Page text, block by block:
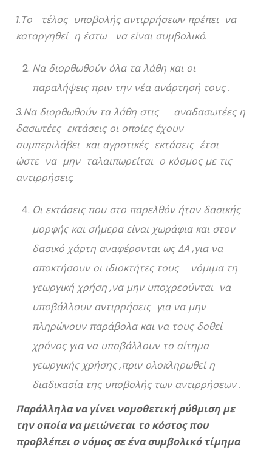
1.Το τέλος υποβολής αντιρρήσεων πρέπει να
καταργηθεί η έστω να είναι συμβολικό.
Να διορθωθούν όλα τα λάθη και οι
παραλήψεις πριν την νέα ανάρτησή τους .
3.Να διορθωθούν τα λάθη στις αναδασωτέες η
δασωτέες εκτάσεις οι οποίες έχουν
συμπεριλάβει και αγροτικές εκτάσεις έτσι
ώστε να μην ταλαιπωρείται ο κόσμος με τις
αντιρρήσεις.
Οι εκτάσεις που στο παρελθόν ήταν δασικής
μορφής και σήμερα είναι χωράφια και στον
δασικό χάρτη αναφέρονται ως ΔΑ ,για να
αποκτήσουν οι ιδιοκτήτες τους νόμιμα τη
γεωργική χρήση ,να μην υποχρεούνται να
υποβάλλουν αντιρρήσεις για να μην
πληρώνουν παράβολα και να τους δοθεί
χρόνος για να υποβάλλουν το αίτημα
γεωργικής χρήσης ,πριν ολοκληρωθεί η
διαδικασία της υποβολής των αντιρρήσεων .
Παράλληλα να γίνει νομοθετική ρύθμιση με
την οποία να μειώνεται το κόστος που
προβλέπει ο νόμος σε ένα συμβολικό τίμημα